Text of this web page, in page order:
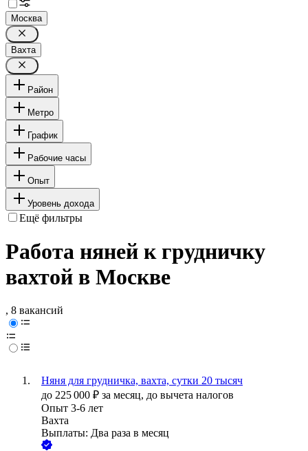
Москва
Вахта
Район
Метро
График
Рабочие часы
Опыт
Уровень дохода
Ещё фильтры
Работа няней к грудничку
вахтой в Москве
, 8 вакансий
Няня для грудничка, вахта, сутки 20 тысяч
до 225 000 ₽ за месяц, до вычета налогов
Опыт 3-6 лет
Вахта
Выплаты: Два раза в месяц